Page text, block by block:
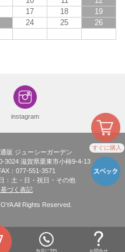
すぐに購入
17 18
19
24 25
26
instagram
販 ジューシーガーデン
3024 滋賀県栗東市小柿9-4-13
：077-551-3571
：土・日・祝日・その他
づく表記
All Rights Reserved.